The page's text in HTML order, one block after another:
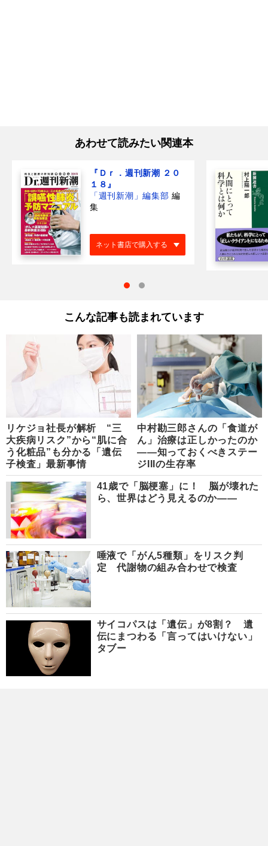
あわせて読みたい関連本
『Ｄｒ．週刊新潮 ２０
１８』
「週刊新潮」編集部 編
集
ネット書店で購入する
こんな記事も読まれています
リケジョ社長が解析 “三
大疾病リスク”から“肌に合
う化粧品”も分かる「遺伝
子検査」最新事情
中村勘三郎さんの「食道が
ん」治療は正しかったのか
――知っておくべきステー
ジIIIの生存率
41歳で「脳梗塞」に！ 脳が壊れた
ら、世界はどう見えるのか――
唾液で「がん5種類」をリスク判
定 代謝物の組み合わせで検査
サイコパスは「遺伝」が8割？ 遺
伝にまつわる「言ってはいけない」
タブー